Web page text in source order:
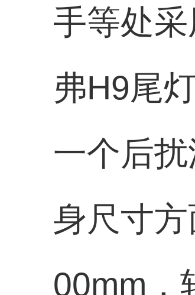
手等处
弗H9尾
一个后
身尺寸
00mm，